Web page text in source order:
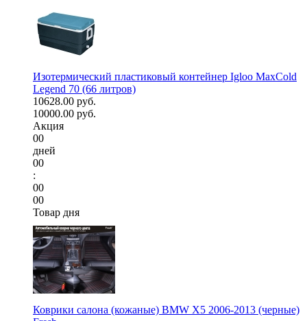
Изотермический пластиковый контейнер Igloo MaxCold
Legend 70 (66 литров)
10628.00 руб.
10000.00 руб.
Акция
00
дней
00
:
00
00
Товар дня
Коврики салона (кожаные) BMW X5 2006-2013 (черные)